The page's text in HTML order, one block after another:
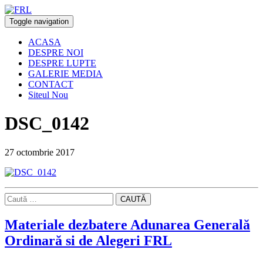
Toggle navigation
ACASA
DESPRE NOI
DESPRE LUPTE
GALERIE MEDIA
CONTACT
Siteul Nou
DSC_0142
27 octombrie 2017
CAUTĂ
Materiale dezbatere Adunarea Generală
Ordinară si de Alegeri FRL